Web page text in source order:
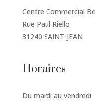
Centre Commercial
Rue Paul Riello
31240 SAINT-JEAN
Horaires
Du mardi au vendredi